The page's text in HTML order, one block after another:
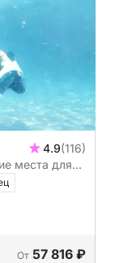
4.9(116)
места для
От 57 816 ₽